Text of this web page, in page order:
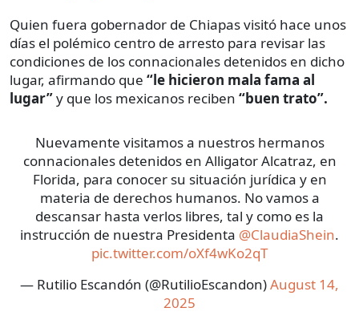
Quien fuera gobernador de Chiapas visitó hace unos
días el polémico centro de arresto para revisar las
condiciones de los connacionales detenidos en dicho
lugar, afirmando que “le hicieron mala fama al
lugar”y que los mexicanos reciben “buen trato”.
Nuevamente visitamos a nuestros hermanos
connacionales detenidos en Alligator Alcatraz, en
Florida, para conocer su situación jurídica y en
materia de derechos humanos. No vamos a
descansar hasta verlos libres, tal y como es la
instrucción de nuestra Presidenta @ClaudiaShein.
pic.twitter.com/oXf4wKo2qT
— Rutilio Escandón (@RutilioEscandon)August 14,
2025